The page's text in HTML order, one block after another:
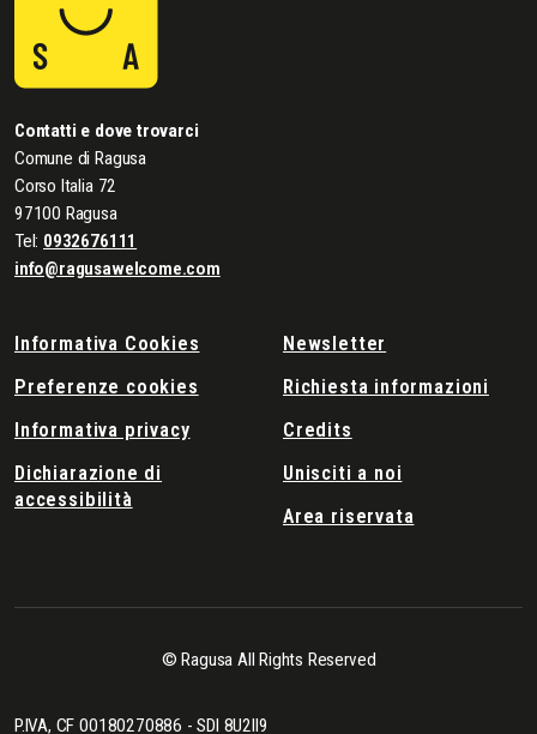
Contatti e dove trovarci
Comune di Ragusa
Corso Italia 72
97100 Ragusa
Tel: 0932676111
info@ragusawelcome.com
Informativa Cookies
Preferenze cookies
Informativa privacy
Dichiarazione di
accessibilità
Newsletter
Richiesta informazioni
Credits
Unisciti a noi
Area riservata
© Ragusa All Rights Reserved
P.IVA, CF 00180270886 - SDI 8U2II9